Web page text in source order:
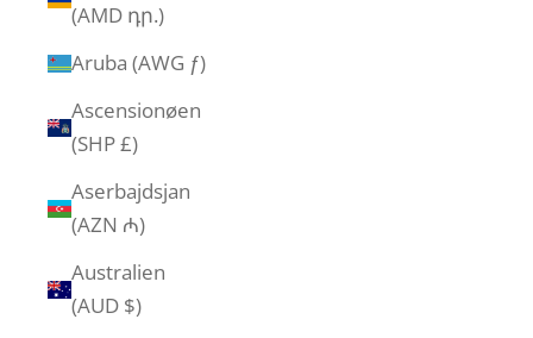
(AMD դր.)
Aruba (AWG ƒ)
Ascensionøen
(SHP £)
Aserbajdsjan
(AZN ₼)
Australien
(AUD $)